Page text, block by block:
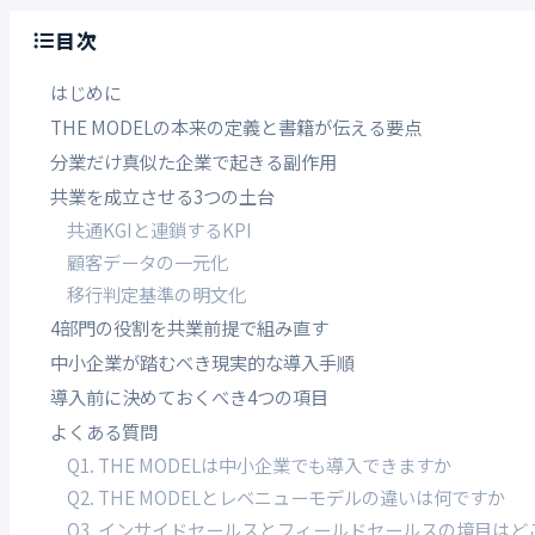
目次
はじめに
THE MODELの本来の定義と書籍が伝える要点
分業だけ真似た企業で起きる副作用
共業を成立させる3つの土台
共通KGIと連鎖するKPI
顧客データの一元化
移行判定基準の明文化
4部門の役割を共業前提で組み直す
中小企業が踏むべき現実的な導入手順
導入前に決めておくべき4つの項目
よくある質問
Q1. THE MODELは中小企業でも導入できますか
Q2. THE MODELとレベニューモデルの違いは何ですか
Q3. インサイドセールスとフィールドセールスの境目は